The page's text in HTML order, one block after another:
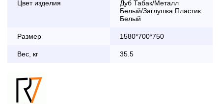
Цвет изделия
Дуб Табак/Металл
Белый/Заглушка Пластик
Белый
Размер 1580*700*750
Вес, кг 35.5
дни с 8:30 до 18:00
2 000 руб.
Доставка по Московской области с 8:30 до 18:00
До 90 000 руб.